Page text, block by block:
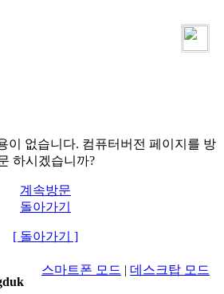
이 없습니다. 컴퓨터버전 페이지를 방
하시겠습니까?
계속방문
돌아가기
[ 돌아가기 ]
스마트폰 모드 | 데스크탑 모드